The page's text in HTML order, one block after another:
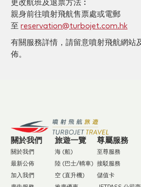
更改航班及退票方法︰
親身前往噴射飛航售票處或電郵
至reservation@turbojet.com.hk
有關服務詳情，請留意噴射飛航網站
佈。
關於我們
關於我們
最新公佈
加入我們
旅遊一覽
海 (船)
陸 (巴士/轎車)
空 (直升機)
尊屬服務
至尊服務
接駁服務
儲值卡